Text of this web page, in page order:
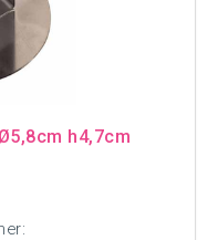
h4,7cm